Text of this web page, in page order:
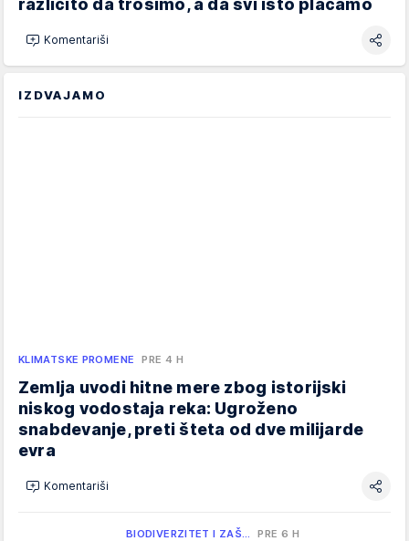
Komentariši
IZDVAJAMO
KLIMATSKE PROMENE PRE 4 H
Zemlja uvodi hitne mere zbog istorijski
niskog vodostaja reka: Ugroženo
snabdevanje, preti šteta od dve milijarde
evra
Komentariši
BIODIVERZITET I ZAŠ… PRE 6 H